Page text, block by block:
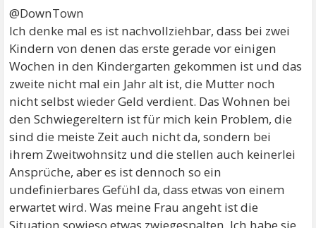
@DownTown
Ich denke mal es ist nachvollziehbar, dass bei zwei
Kindern von denen das erste gerade vor einigen
Wochen in den Kindergarten gekommen ist und das
zweite nicht mal ein Jahr alt ist, die Mutter noch
nicht selbst wieder Geld verdient. Das Wohnen bei
den Schwiegereltern ist für mich kein Problem, die
sind die meiste Zeit auch nicht da, sondern bei
ihrem Zweitwohnsitz und die stellen auch keinerlei
Ansprüche, aber es ist dennoch so ein
undefinierbares Gefühl da, dass etwas von einem
erwartet wird. Was meine Frau angeht ist die
Situation sowieso etwas zwiegespalten. Ich habe sie